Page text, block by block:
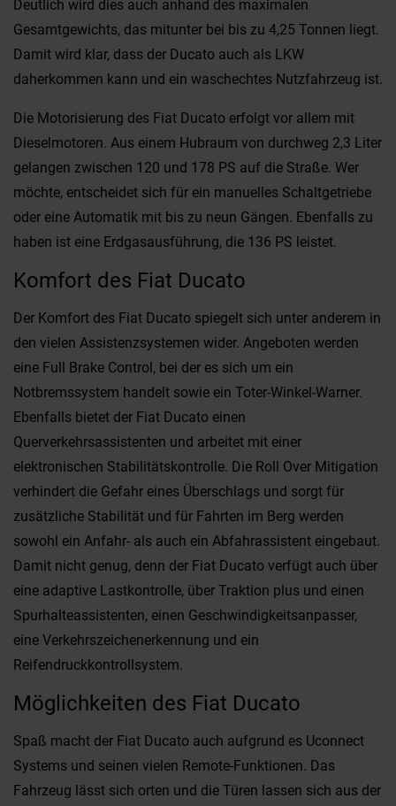
Deutlich wird dies auch anhand des maximalen
Gesamtgewichts, das mitunter bei bis zu 4,25 Tonnen liegt.
Damit wird klar, dass der Ducato auch als LKW
daherkommen kann und ein waschechtes Nutzfahrzeug ist.
Die Motorisierung des Fiat Ducato erfolgt vor allem mit
Dieselmotoren. Aus einem Hubraum von durchweg 2,3 Liter
gelangen zwischen 120 und 178 PS auf die Straße. Wer
möchte, entscheidet sich für ein manuelles Schaltgetriebe
oder eine Automatik mit bis zu neun Gängen. Ebenfalls zu
haben ist eine Erdgasausführung, die 136 PS leistet.
Komfort des Fiat Ducato
Der Komfort des Fiat Ducato spiegelt sich unter anderem in
den vielen Assistenzsystemen wider. Angeboten werden
eine Full Brake Control, bei der es sich um ein
Notbremssystem handelt sowie ein Toter-Winkel-Warner.
Ebenfalls bietet der Fiat Ducato einen
Querverkehrsassistenten und arbeitet mit einer
elektronischen Stabilitätskontrolle. Die Roll Over Mitigation
verhindert die Gefahr eines Überschlags und sorgt für
zusätzliche Stabilität und für Fahrten im Berg werden
sowohl ein Anfahr- als auch ein Abfahrassistent eingebaut.
Damit nicht genug, denn der Fiat Ducato verfügt auch über
eine adaptive Lastkontrolle, über Traktion plus und einen
Spurhalteassistenten, einen Geschwindigkeitsanpasser,
eine Verkehrszeichenerkennung und ein
Reifendruckkontrollsystem.
Möglichkeiten des Fiat Ducato
Spaß macht der Fiat Ducato auch aufgrund es Uconnect
Systems und seinen vielen Remote-Funktionen. Das
Fahrzeug lässt sich orten und die Türen lassen sich aus der